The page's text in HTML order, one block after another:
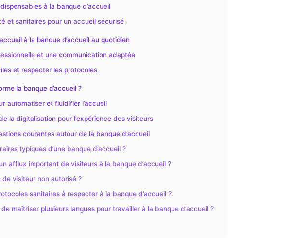
à la banque d’accueil
et sanitaires pour un accueil sécurisé
à la banque d’accueil au quotidien
et une communication adaptée
et respecter les protocoles
la banque d’accueil ?
automatiser et fluidifier l’accueil
la digitalisation pour l’expérience des visiteurs
courantes autour de la banque d’accueil
typiques d’une banque d’accueil ?
afflux important de visiteurs à la banque d’accueil ?
visiteur non autorisé ?
sanitaires à respecter à la banque d’accueil ?
maîtriser plusieurs langues pour travailler à la banque d’accueil ?